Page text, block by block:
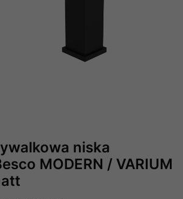
niska
MODERN / VARIUM